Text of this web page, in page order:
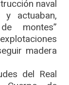
naval
actuaban,
montes”
madera
del Real